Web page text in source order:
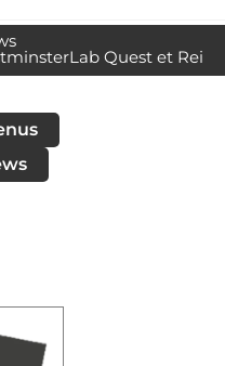
Quest et Rei